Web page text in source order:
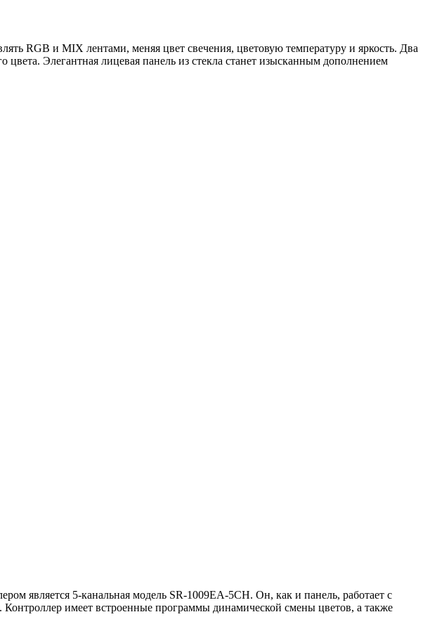
RGB и MIX лентами, меняя цвет свечения, цветовую температуру и яркость. Два
Элегантная лицевая панель из стекла станет изысканным дополнением
является 5-канальная модель SR-1009EA-5CH. Он, как и панель, работает с
имеет встроенные программы динамической смены цветов, а также